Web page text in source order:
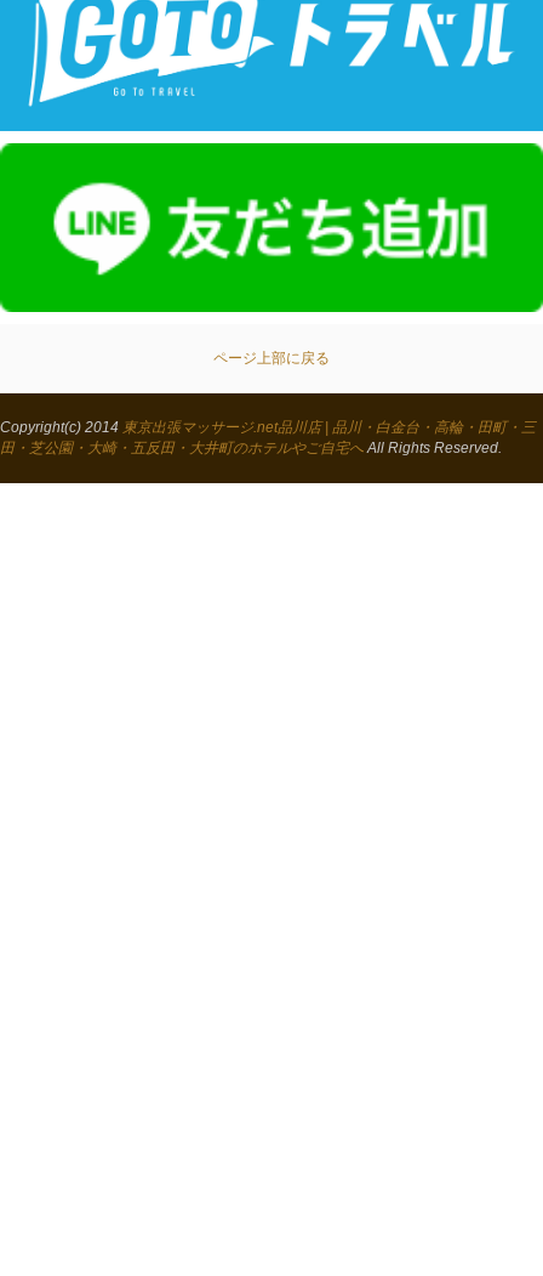
ページ上部に戻る
Copyright(c) 2014 東京出張マッサージ.net品川店 | 品川・白金台・高輪・田町・三
田・芝公園・大崎・五反田・大井町のホテルやご自宅へAll Rights Reserved.